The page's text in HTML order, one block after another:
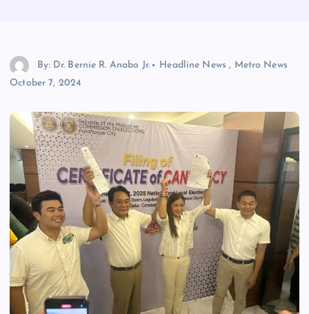
By: Dr. Bernie R. Anabo Jr. Headline News , Metro News
October 7, 2024